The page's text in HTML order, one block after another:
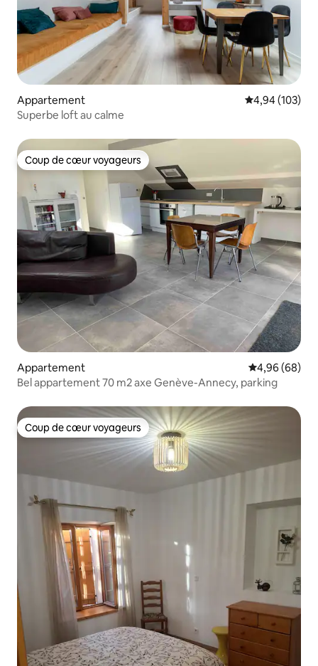
Appartement Évaluation
4,94 (103)
Superbe loft au calme
Coup de cœur voyageurs
Coup de cœur voyageurs
Appartement Évaluation
4,96 (68)
Bel appartement 70 m2 axe Genève-Annecy, parking
Coup de cœur voyageurs
Coup de cœur voyageurs